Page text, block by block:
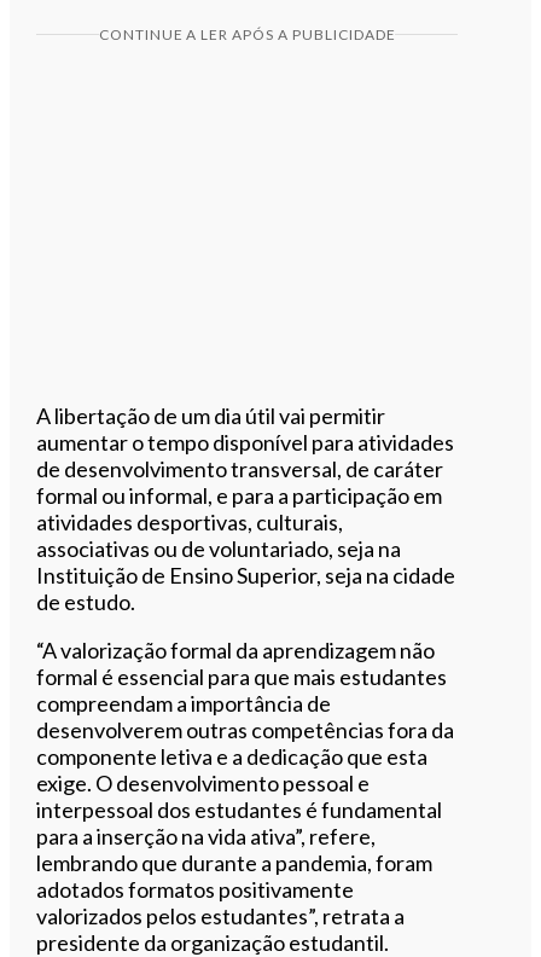
CONTINUE A LER APÓS A PUBLICIDADE
A libertação de um dia útil vai permitir
aumentar o tempo disponível para atividades
de desenvolvimento transversal, de caráter
formal ou informal, e para a participação em
atividades desportivas, culturais,
associativas ou de voluntariado, seja na
Instituição de Ensino Superior, seja na cidade
de estudo.
“A valorização formal da aprendizagem não
formal é essencial para que mais estudantes
compreendam a importância de
desenvolverem outras competências fora da
componente letiva e a dedicação que esta
exige. O desenvolvimento pessoal e
interpessoal dos estudantes é fundamental
para a inserção na vida ativa”, refere,
lembrando que durante a pandemia, foram
adotados formatos positivamente
valorizados pelos estudantes”, retrata a
presidente da organização estudantil.